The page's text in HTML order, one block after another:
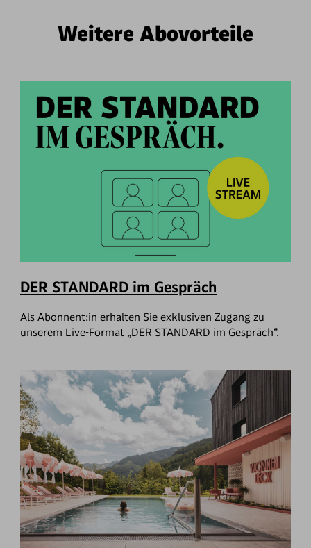
Weitere Abovorteile
DER STANDARD im Gespräch
Als Abonnent:in erhalten Sie exklusiven Zugang zu
unserem Live-Format „DER STANDARD im Gespräch“.